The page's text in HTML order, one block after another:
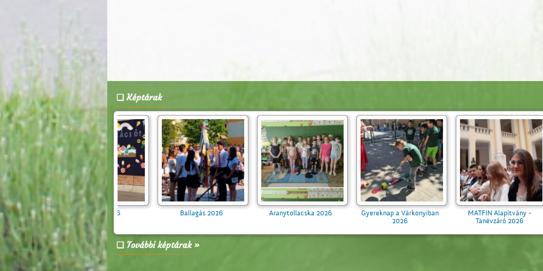
Képtárak
Zebra Suli Program a 4.
Évzáró 2026 Ballagás 2026 Aranytollacska 2026
Gyereknap a
További képtárak »